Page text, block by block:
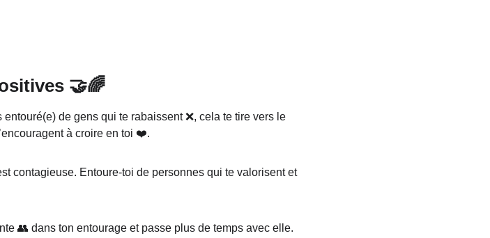
🤝🌈
de gens qui te rabaissent ❌, cela te tire vers le
à croire en toi ❤️.
contagieuse. Entoure-toi de personnes qui te valorisent et
👥 dans ton entourage et passe plus de temps avec elle.